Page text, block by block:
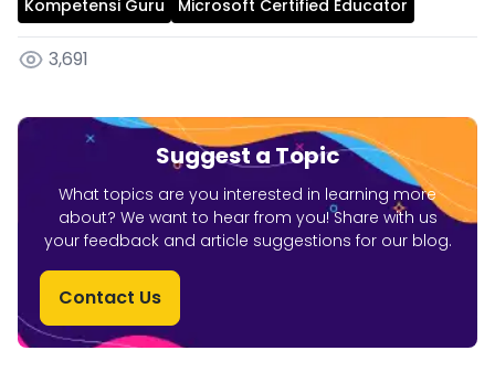
Kompetensi Guru Microsoft Certified Educator
3,691
Suggest a Topic
What topics are you interested in learning more
about? We want to hear from you! Share with us
your feedback and article suggestions for our blog.
Contact Us